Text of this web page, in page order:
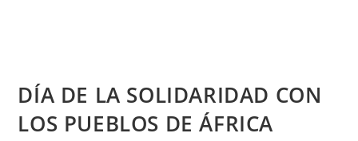
DÍA DE LA SOLIDARIDAD CON
LOS PUEBLOS DE ÁFRICA